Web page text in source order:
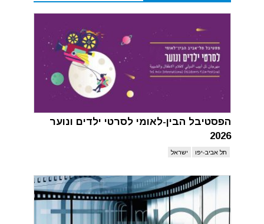
הפסטיבל הבין-לאומי לסרטי ילדים ונוער
2026
תל אביב-יפו ישראל